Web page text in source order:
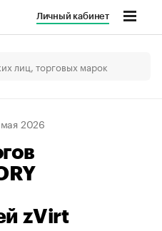
Личный кабинет
2026
zVirt